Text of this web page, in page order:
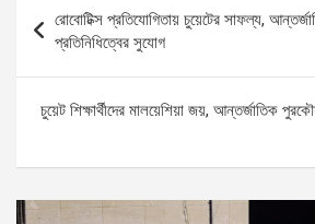
navigation
রোবোটিক্স প্রতিযোগিতায় চুয়েটের সাফল্য,
প্রতিনিধিত্বের সুযোগ
চুয়েট শিক্ষার্থীদের মালয়েশিয়া জয়, আন্তর্জাতিক